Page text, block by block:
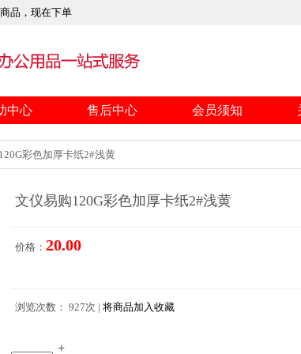
品，现在下单
中心 售后中心 会员须知
彩色加厚卡纸2#浅黄
文仪易购120G彩色加厚卡纸2#浅黄
价格： 20.00
浏览次数： 927次 | 将商品加入收藏
+